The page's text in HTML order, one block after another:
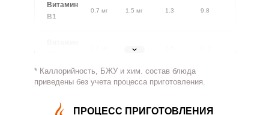
Витамин
В1
0.7 мг 1.5 мг 1.3 9.8
1.8 мг
Витамин
609.4 мг 500 мг 3.1 24.4
* Каллорийность, БЖУ и хим. состав блюда
приведены без учета процесса приготовления.
ПРОЦЕСС ПРИГОТОВЛЕНИЯ